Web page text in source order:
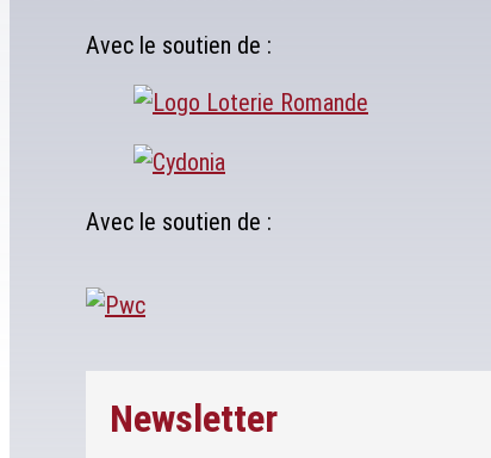
Avec le soutien de :
Avec le soutien de :
Newsletter